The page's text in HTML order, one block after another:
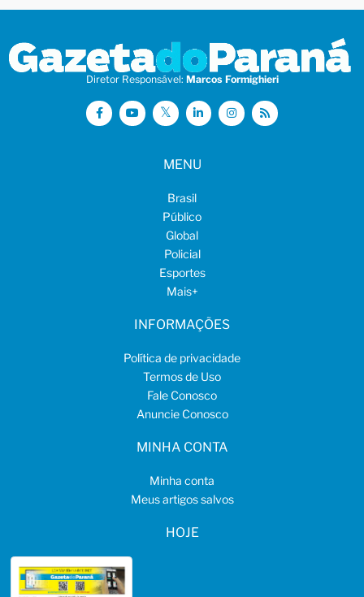
Diretor Responsável: Marcos Formighieri
MENU
Brasil
Público
Global
Policial
Esportes
Mais+
INFORMAÇÕES
Política de privacidade
Termos de Uso
Fale Conosco
Anuncie Conosco
MINHA CONTA
Minha conta
Meus artigos salvos
HOJE